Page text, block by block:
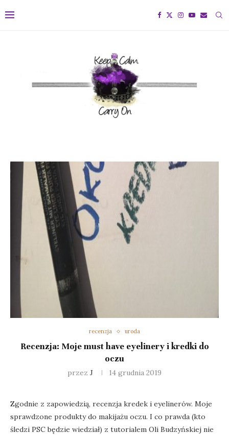
recenzja uroda
Recenzja: Moje must have eyelinery i kredki do
oczu
przez J 14 grudnia 2019
Zgodnie z zapowiedzią, recenzja kredek i eyelinerów. Moje
sprawdzone produkty do makijażu oczu. I co prawda (kto
śledzi PSC będzie wiedział) z tutorialem Oli Budzyńskiej nie